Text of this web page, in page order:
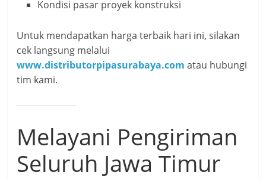
Kondisi pasar proyek konstruksi
Untuk mendapatkan harga terbaik hari ini, silakan
cek langsung melalui
www.distributorpipasurabaya.com atau hubungi
tim kami.
Melayani Pengiriman
Seluruh Jawa Timur